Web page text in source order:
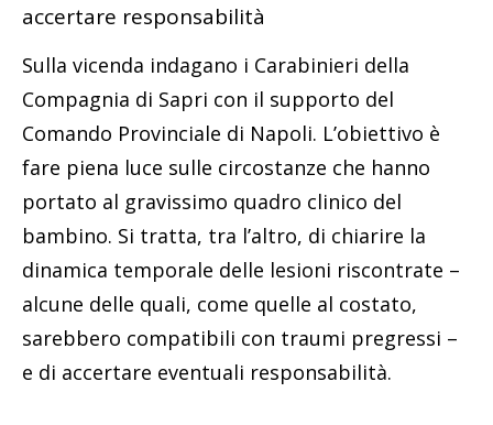
accertare responsabilità
Sulla vicenda indagano i Carabinieri della
Compagnia di Sapri con il supporto del
Comando Provinciale di Napoli. L’obiettivo è
fare piena luce sulle circostanze che hanno
portato al gravissimo quadro clinico del
bambino. Si tratta, tra l’altro, di chiarire la
dinamica temporale delle lesioni riscontrate –
alcune delle quali, come quelle al costato,
sarebbero compatibili con traumi pregressi –
e di accertare eventuali responsabilità.